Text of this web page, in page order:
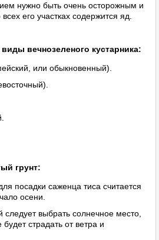
нужно быть очень осторожным и
его участках содержится яд.
вечнозеленого кустарника:
или обыкновенный).
грунт:
посадки саженца тиса считается
осени.
следует выбрать солнечное место,
будет страдать от ветра и